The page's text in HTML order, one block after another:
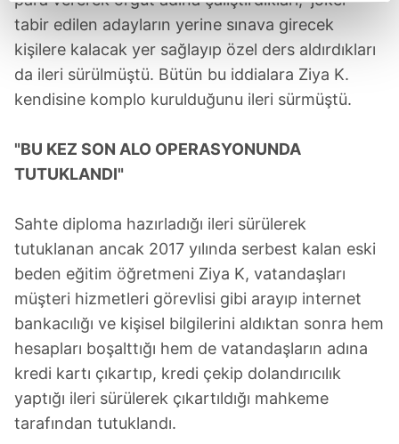
reklamların maliyetlerimizi karşılamak noktasında tek gelir
kalemimiz olduğunu sizlere hatırlatmak isteriz.
Her halükârda, kullanıcılar, bu çerezlere izin vermedikleri
takdirde, kullanıcılara hedefli reklamlar
gösterilmeyecektir."
Sizlere daha iyi bir hizmet sunabilmek için İnternet
Sitemizde kendimize ve üçüncü kişilere ait çerezler
verileriniz işlenmekte olup gerekli olan çerezler bilgi
toplumu hizmetlerinin sunulması amacıyla
kullanılmaktadır. Diğer çerezler, sitemizin daha işlevsel
kılınması ve kişiselleştirilmesi ve sizlere yönelik
reklam/pazarlama faaliyetlerinin yapılması, amaçlarıyla
sınırlı olarak açık rızanız dahilinde kullanılacaktır.
Çerezlere ilişkin tercihlerinizi aşağıda yer alan panel
vasıtasıyla belirleyebilirsiniz. Çerezlere ilişkin detaylı bilgi
için Ayarlar butonuna tıklayabilir,
Çerez Bilgilendirme
Metnimiziziyaret edebilirsiniz.
tabir edilen adayların yerine sınava girecek
kişilere kalacak yer sağlayıp özel ders aldırdıkları
da ileri sürülmüştü. Bütün bu iddialara Ziya K.
kendisine komplo kurulduğunu ileri sürmüştü.
"BU KEZ SON ALO OPERASYONUNDA
TUTUKLANDI"
Sahte diploma hazırladığı ileri sürülerek
tutuklanan ancak 2017 yılında serbest kalan eski
beden eğitim öğretmeni Ziya K, vatandaşları
müşteri hizmetleri görevlisi gibi arayıp internet
bankacılığı ve kişisel bilgilerini aldıktan sonra hem
hesapları boşalttığı hem de vatandaşların adına
kredi kartı çıkartıp, kredi çekip dolandırıcılık
yaptığı ileri sürülerek çıkartıldığı mahkeme
tarafından tutuklandı.